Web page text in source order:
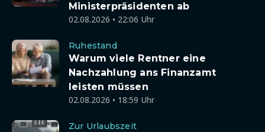
Ministerpräsidenten ab
02.08.2026 • 22:06 Uhr
Ruhestand
Warum viele Rentner eine
Nachzahlung ans Finanzamt
leisten müssen
02.08.2026 • 18:59 Uhr
Zur Urlaubszeit